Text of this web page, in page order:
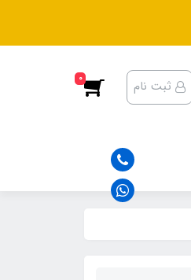
ثبت نام 0